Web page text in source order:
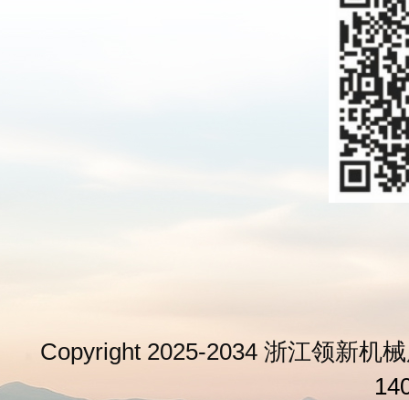
Copyright 2025-2034 浙江领新机